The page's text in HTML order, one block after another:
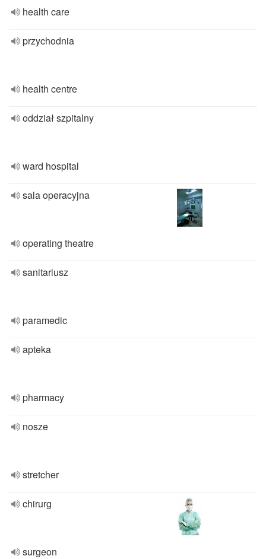
health care
przychodnia
health centre
oddział szpitalny
ward hospital
sala operacyjna
operating theatre
sanitariusz
paramedic
apteka
pharmacy
nosze
stretcher
chirurg
surgeon